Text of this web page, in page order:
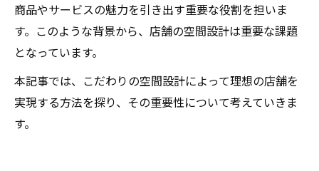
商品やサービスの魅力を引き出す重要な役割を担いま
す。このような背景から、店舗の空間設計は重要な課題
となっています。
本記事では、こだわりの空間設計によって理想の店舗を
実現する方法を探り、その重要性について考えていきま
す。